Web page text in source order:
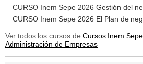
CURSO Inem Sepe 2026 Gestión del
CURSO Inem Sepe 2026 El Plan de
Ver todos los cursos de Cursos Inem
Administración de Empresas